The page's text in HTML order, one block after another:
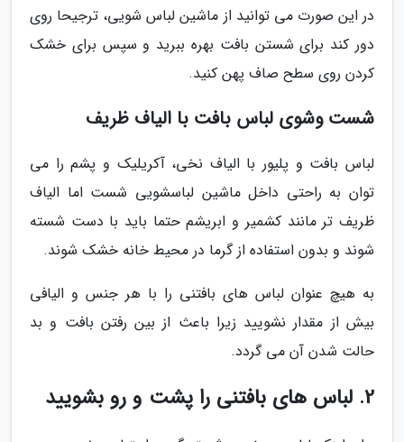
در این صورت می توانید از ماشین لباس شویی، ترجیحا روی
دور کند برای شستن بافت بهره ببرید و سپس برای خشک
کردن روی سطح صاف پهن کنید.
شست وشوی لباس بافت با الیاف ظریف
لباس بافت و پلیور با الیاف نخی، آکریلیک و پشم را می
توان به راحتی داخل ماشین لباسشویی شست اما الیاف
ظریف تر مانند کشمیر و ابریشم حتما باید با دست شسته
شوند و بدون استفاده از گرما در محیط خانه خشک شوند.
به هیچ عنوان لباس های بافتنی را با هر جنس و الیافی
بیش از مقدار نشویید زیرا باعث از بین رفتن بافت و بد
حالت شدن آن می گردد.
2. لباس های بافتنی را پشت و رو بشویید